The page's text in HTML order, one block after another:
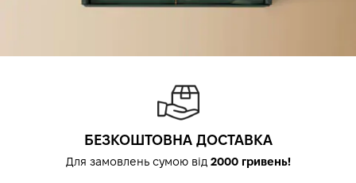
БЕЗКОШТОВНА ДОСТАВКА
Для замовлень сумою від 2000 гривень!